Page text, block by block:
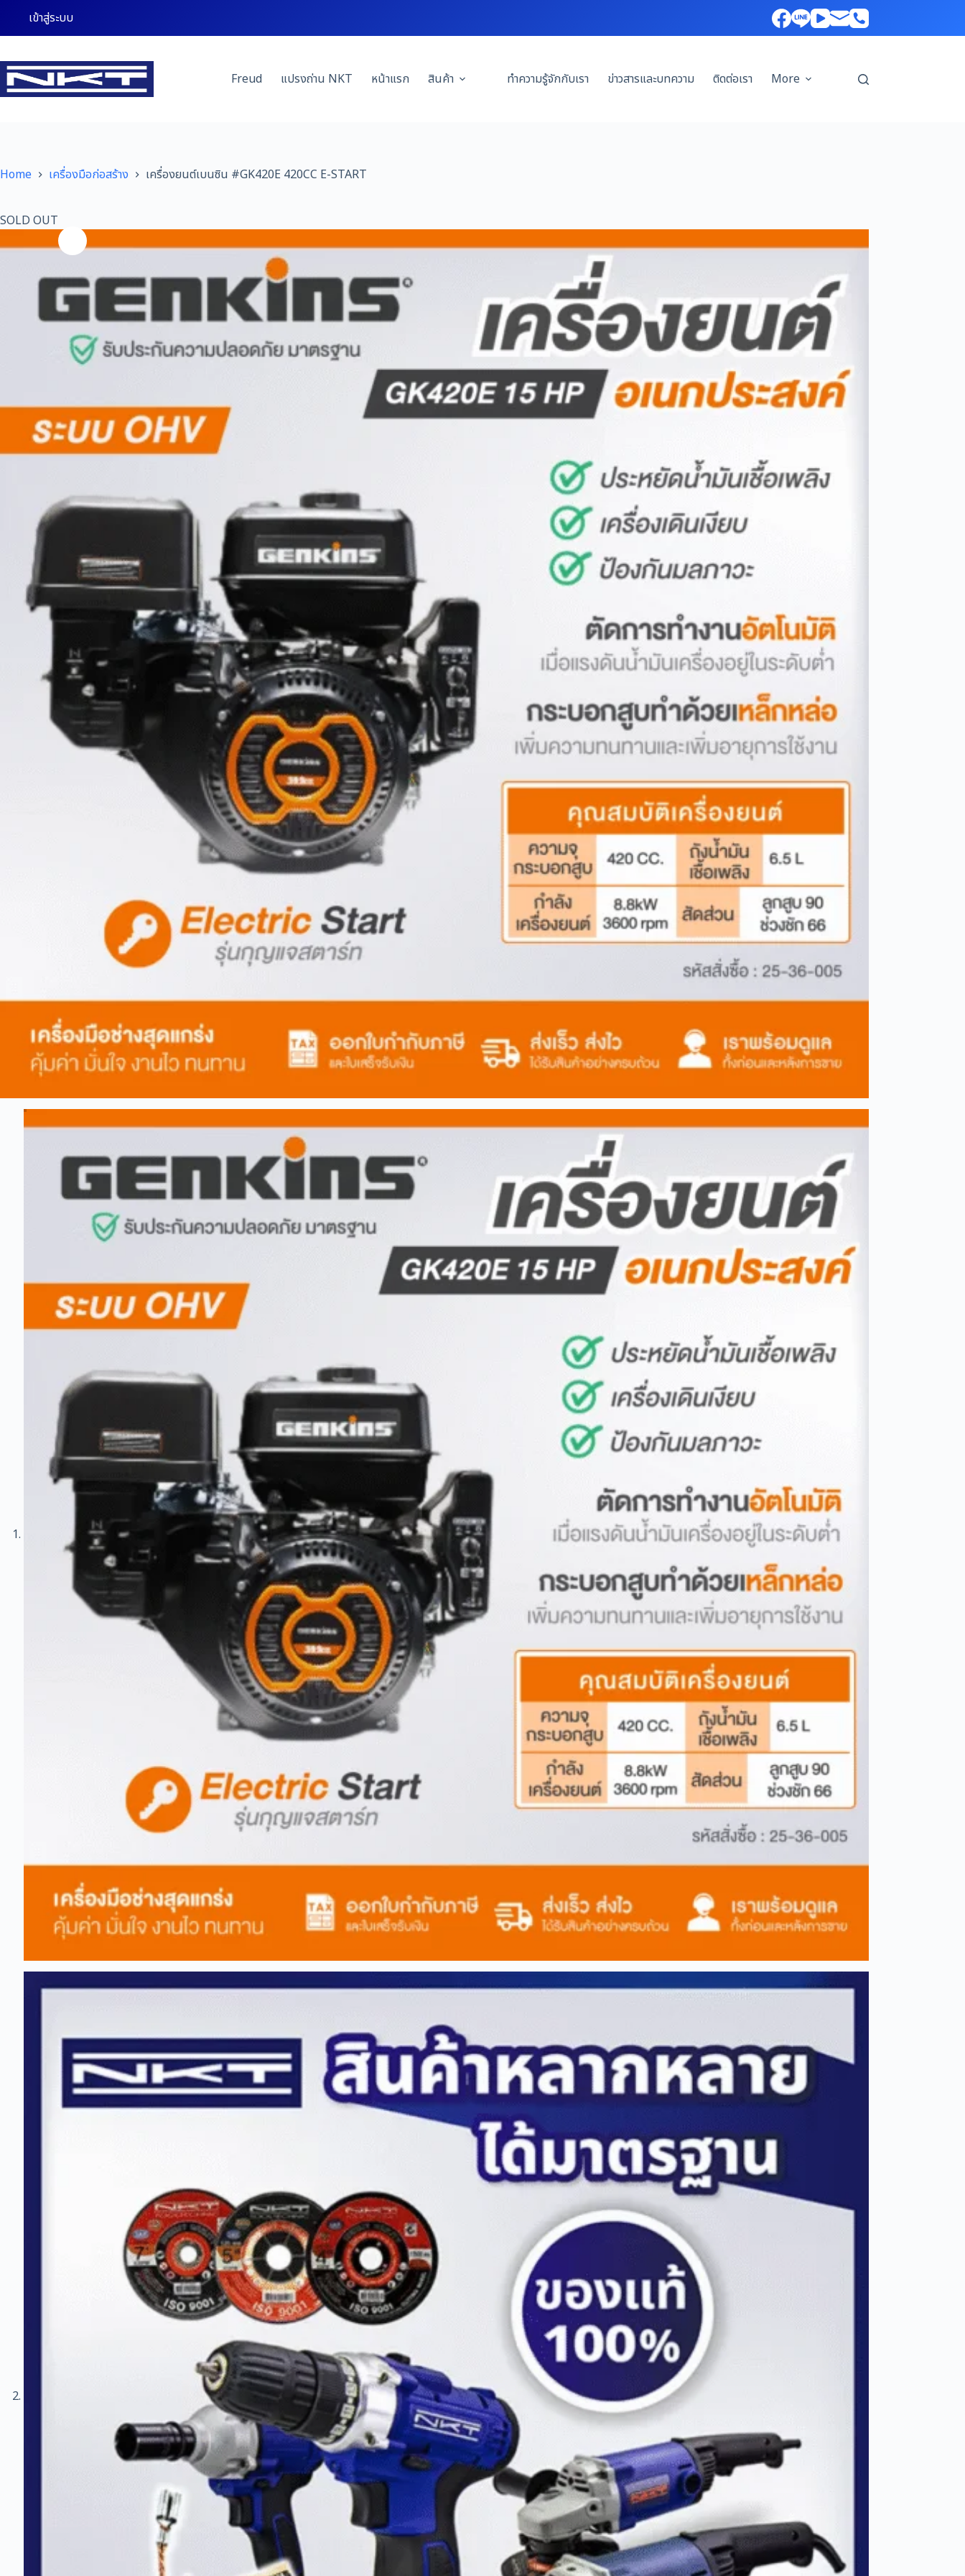
เข้าสู่ระบบ
Freud แปรงถ่าน NKT หน้าแรก สินค้า ทำความรู้จักกับเรา ข่าวสารและบทความ ติดต่อเรา More
Home เครื่องมือก่อสร้าง เครื่องยนต์เบนซิน #GK420E 420CC E-START
SOLD OUT